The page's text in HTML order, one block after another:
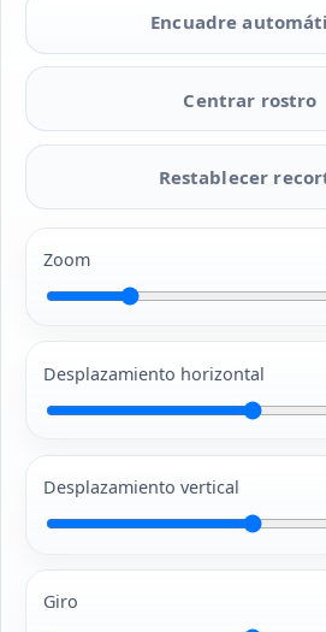
Encuadre
Centrar rostro
Restablecer
Zoom
Desplazamiento horizontal
Desplazamiento vertical
Giro